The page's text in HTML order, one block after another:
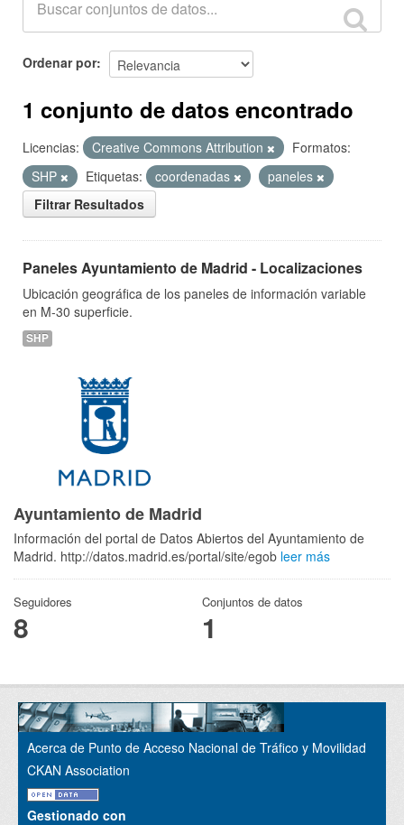
Ordenar por
1 conjunto de datos encontrado
Licencias: Creative Commons Attribution
Formatos:
SHP
Etiquetas: coordenadas
paneles
Filtrar Resultados
Paneles Ayuntamiento de Madrid - Localizaciones
Ubicación geográfica de los paneles de información variable
en M-30 superficie.
SHP
Ayuntamiento de Madrid
Información del portal de Datos Abiertos del Ayuntamiento de
Madrid. http://datos.madrid.es/portal/site/egob leer más
Seguidores
8
Conjuntos de datos
1
Acerca de Punto de Acceso Nacional de Tráfico y Movilidad
CKAN Association
Gestionado con